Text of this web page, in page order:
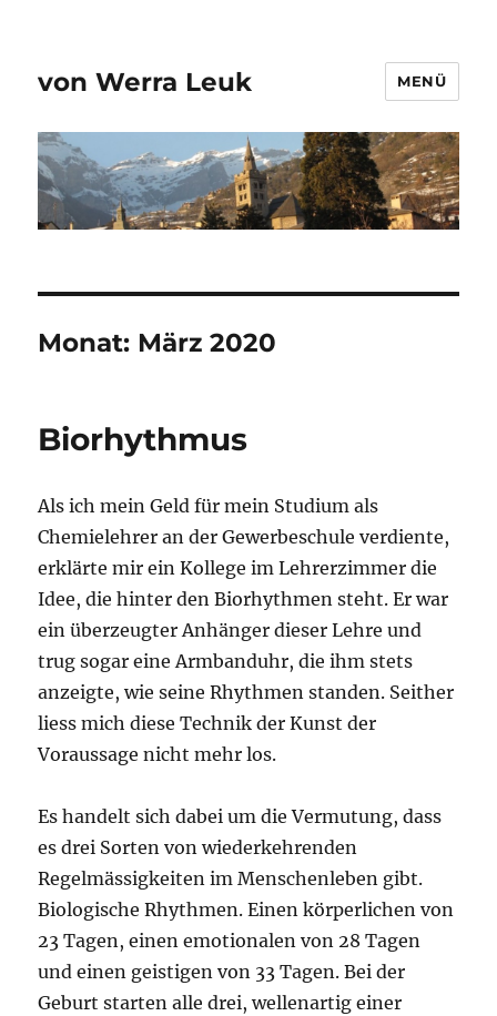
von Werra Leuk MENÜ
Monat: März 2020
Biorhythmus
Als ich mein Geld für mein Studium als
Chemielehrer an der Gewerbeschule verdiente,
erklärte mir ein Kollege im Lehrerzimmer die
Idee, die hinter den Biorhythmen steht. Er war
ein überzeugter Anhänger dieser Lehre und
trug sogar eine Armbanduhr, die ihm stets
anzeigte, wie seine Rhythmen standen. Seither
liess mich diese Technik der Kunst der
Voraussage nicht mehr los.
Es handelt sich dabei um die Vermutung, dass
es drei Sorten von wiederkehrenden
Regelmässigkeiten im Menschenleben gibt.
Biologische Rhythmen. Einen körperlichen von
23 Tagen, einen emotionalen von 28 Tagen
und einen geistigen von 33 Tagen. Bei der
Geburt starten alle drei, wellenartig einer